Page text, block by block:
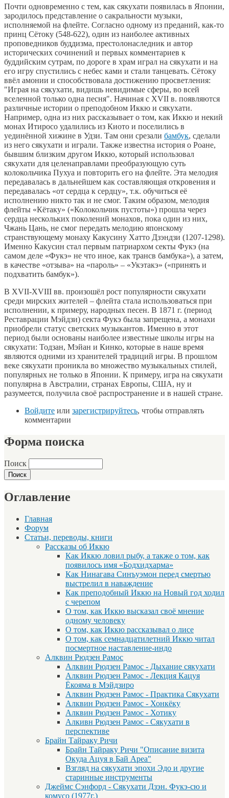
Почти одновременно с тем, как сякухати появилась в Японии,
зародилось представление о сакральности музыки,
исполняемой на флейте. Согласно одному из преданий, как-то
принц Сётоку (548-622), один из наиболее активных
проповедников буддизма, престолонаследник и автор
исторических сочинений и первых комментариев к
буддийским сутрам, по дороге в храм играл на сякухати и на
его игру спустились с небес ками и стали танцевать. Сётоку
ввёл амонии и способствовала достижению просветления:
"Играя на сякухати, видишь невидимые сферы, во всей
вселенной только одна песня". Начиная с XVII в. появляются
различные истории о преподобном Иккю и сякухати.
Например, одна из них рассказывает о том, как Иккю и некий
монах Итиросо удалились из Киото и поселились в
уединённой хижине в Удзи. Там они срезали бамбук, сделали
из него сякухати и играли. Также известна история о Роане,
бывшим близким другом Иккю, который использовал
сякухати для целенаправлами преобразующую суть
колокольчика Пухуа и повторить его на флейте. Эта мелодия
передавалась в дальнейшем как составляющая откровения и
передавалась «от сердца к сердцу», т.к. обучиться её
исполнению никто так и не смог. Таким образом, мелодия
флейты «Кётаку» («Колокольчик пустоты») прошла через
сердца нескольких поколений монахов, пока один из них,
Чжань Цань, не смог передать мелодию японскому
странствующему монаху Какусину Хатто Дзэндзи (1207-1298).
Именно Какусин стал первым патриархом секты Фукэ (на
самом деле «Фукэ» не что иное, как трансв бамбука»), а затем,
в качестве «отзыва» на «пароль» – «Укэтакэ» («принять и
подхватить бамбук»).
В XVII-XVIII вв. произошёл рост популярности сякухати
среди мирских жителей – флейта стала использоваться при
исполнении, к примеру, народных песен. В 1871 г. (период
Реставрации Мэйдзи) секта Фукэ была запрещена, а монахи
приобрели статус светских музыкантов. Именно в этот
период были основаны наиболее известные школы игры на
сякухати: Тодзан, Мэйан и Кинко, которые в наше время
являются одними из хранителей традиций игры. В прошлом
веке сякухати проникла во множество музыкальных стилей,
популярных не только в Японии. К примеру, игра на сякухати
популярна в Австралии, странах Европы, США, ну и
разумеется, получила своё распространение и в нашей стране.
Войдите или зарегистрируйтесь, чтобы отправлять
комментарии
Форма поиска
Поиск
Оглавление
Главная
Форум
Статьи, переводы, книги
Рассказы об Иккю
Как Иккю ловил рыбу, а также о том, как
появилось имя «Бодхидхарма»
Как Нинагава Синъуэмон перед смертью
выстрелил в наваждение
Как преподобный Иккю на Новый год ходил
с черепом
О том, как Иккю высказал своё мнение
одному человеку
О том, как Иккю рассказывал о лисе
О том, как семнадцатилетний Иккю читал
посмертное наставление-индо
Алквин Рюдзен Рамос
Алквин Рюдзен Рамос - Дыхание сякухати
Алквин Рюдзен Рамос - Лекция Кацуя
Ёкояма в Мэйдзиро
Алквин Рюдзен Рамос - Практика Сякухати
Алквин Рюдзен Рамос - Хонкёку
Алквин Рюдзен Рамос - Хотику
Алкивн Рюдзен Рамос - Сякухати в
перспективе
Брайн Тайраку Ричи
Брайн Тайраку Ричи "Описание визита
Окуда Ацуя в Бай Ареа"
Взгляд на сякухати эпохи Эдо и другие
старинные инструменты
Джеймс Сэнфорд - Сякухати Дзэн. Фукэ-сю и
комусо (1977г.)